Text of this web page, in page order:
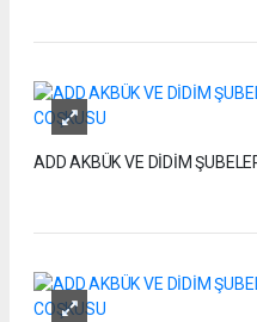
ADD AKBÜK VE DİDİM